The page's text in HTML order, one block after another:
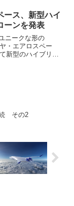
ース、新型ハイ
ーンを発表
ニークな形の
・エアロスペー
新型のハイブリッ
その2